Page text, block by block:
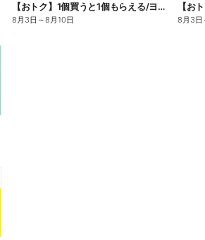
【おトク】1個買うと1個もらえる/ヨーグルト
8月3日 ～8月10日
【お
8月3日